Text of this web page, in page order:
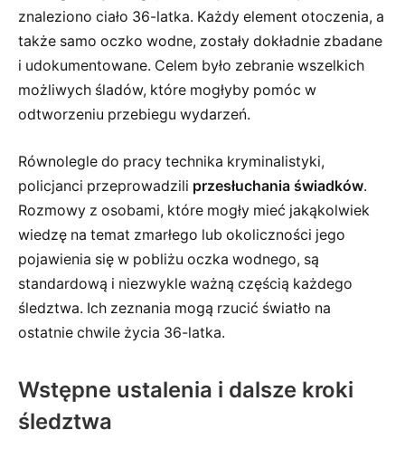
znaleziono ciało 36-latka. Każdy element otoczenia, a
także samo oczko wodne, zostały dokładnie zbadane
i udokumentowane. Celem było zebranie wszelkich
możliwych śladów, które mogłyby pomóc w
odtworzeniu przebiegu wydarzeń.
Równolegle do pracy technika kryminalistyki,
policjanci przeprowadzili przesłuchania świadków.
Rozmowy z osobami, które mogły mieć jakąkolwiek
wiedzę na temat zmarłego lub okoliczności jego
pojawienia się w pobliżu oczka wodnego, są
standardową i niezwykle ważną częścią każdego
śledztwa. Ich zeznania mogą rzucić światło na
ostatnie chwile życia 36-latka.
Wstępne ustalenia i dalsze kroki
śledztwa